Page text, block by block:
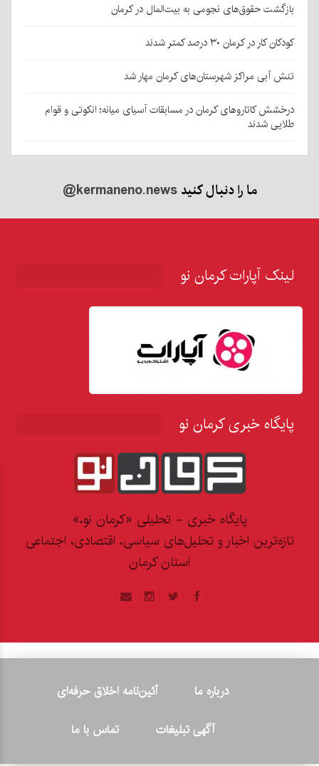
بازگشت حقوق‌های نجومی به بیت‌المال در کرمان
کودکان کار در کرمان ۳۰ درصد کمتر شدند
تنش آبی مراکز شهرستان‌های کرمان مهار شد
درخشش کاتاروهای کرمان در مسابقات آسیای میانه؛ انکوتی و قوام
طلایی شدند
ما را دنبال کنید@kermaneno.news
لینک آپارات کرمان نو
پایگاه خبری کرمان نو
پایگاه خبری - تحلیلی «کرمان نو،»
تازه‌ترین اخبار و تحلیل‌های سیاسی، اقتصادی، اجتماعی
استان کرمان
درباره ما
آئین‌نامه اخلاق حرفه‌ای
آگهی تبلیغات
تماس با ما